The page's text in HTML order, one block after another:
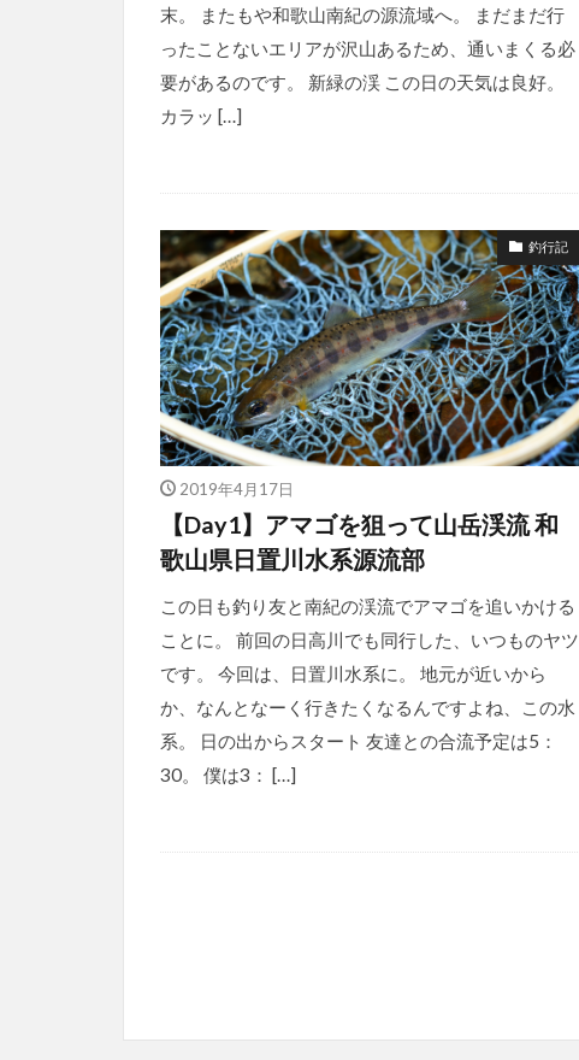
末。 またもや和歌山南紀の源流域へ。 まだまだ行
ったことないエリアが沢山あるため、通いまくる必
要があるのです。 新緑の渓 この日の天気は良好。
カラッ […]
釣行記
2019年4月17日
【Day1】アマゴを狙って山岳渓流 和
歌山県日置川水系源流部
この日も釣り友と南紀の渓流でアマゴを追いかける
ことに。 前回の日高川でも同行した、いつものヤツ
です。 今回は、日置川水系に。 地元が近いから
か、なんとなーく行きたくなるんですよね、この水
系。 日の出からスタート 友達との合流予定は5：
30。 僕は3： […]